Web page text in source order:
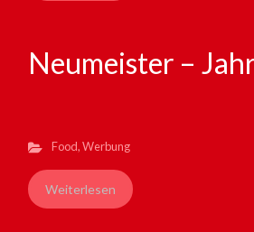
Neumeister –
Food,Werbung
Weiterlesen